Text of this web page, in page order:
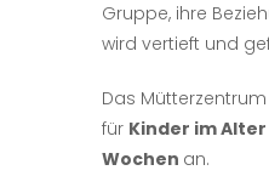
Gruppe, ihre
wird vertieft und
Das Mütterzentrum
für Kinder im
Wochen an.